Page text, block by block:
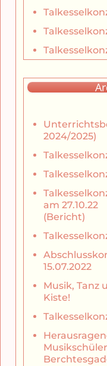
2024/2025)
am 27.10.22
(Bericht)
15.07.2022
Musik, Tanz
Kiste!